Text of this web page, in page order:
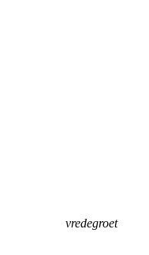
vredegroet